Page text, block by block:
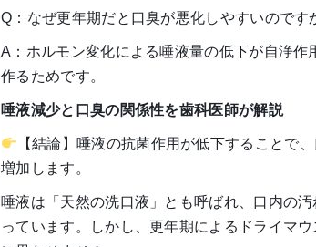
Q：なぜ更年期だと口臭が悪化しやすいのです
A：ホルモン変化による唾液量の低下が自浄作
作るためです。
唾液減少と口臭の関係性を歯科医師が解説
【結論】唾液の抗菌作用が低下することで
増加します。
唾液は「天然の洗口液」とも呼ばれ、口内の
っています。しかし、更年期によるドライマ